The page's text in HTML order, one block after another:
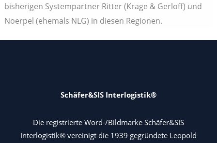
bisherigen Systempartner Ritter (Krage & Gerloff) und
Noerpel (ehemals NLG) in diesen Regionen.
Schäfer&SIS Interlogistik®
Die registrierte Word-/Bildmarke Schäfer&SIS
Interlogistik® vereinigt die 1939 gegründete Leopold